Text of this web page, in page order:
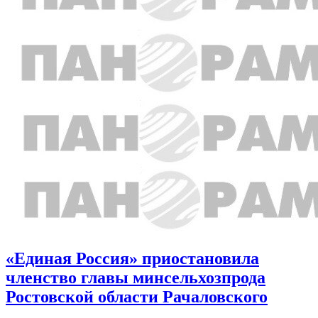
«Единая Россия» приостановила
членство главы минсельхозпрода
Ростовской области Рачаловского